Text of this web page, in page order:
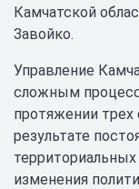
Камчатской
Завойко.
Управление
сложным
протяжении трех
результате
изменения